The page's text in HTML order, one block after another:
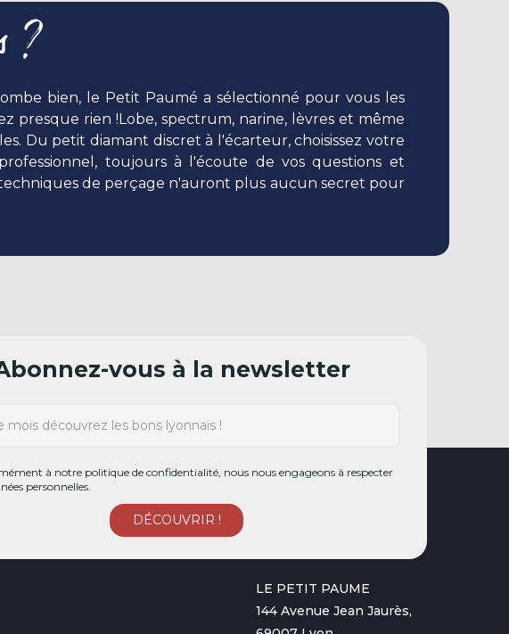
?
bien, le Petit Paumé a sélectionné pour vous les
presque rien !Lobe, spectrum, narine, lèvres et même
Du petit diamant discret à l'écarteur, choisissez votre
toujours à l'écoute de vos questions et
de perçage n'auront plus aucun secret pour
vous à la newsletter
à notre politique de confidentialité, nous nous engageons à respecter
personnelles.
LE PETIT PAUME
144 Avenue Jean Jaurès,